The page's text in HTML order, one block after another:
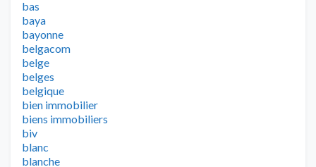
bas
baya
bayonne
belgacom
belge
belges
belgique
bien immobilier
biens immobiliers
biv
blanc
blanche